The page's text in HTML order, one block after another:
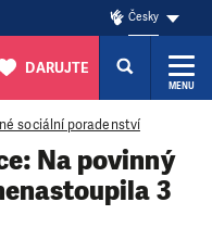
Česky
DARUJTE
MENU
sociální poradenství
Na povinný
3